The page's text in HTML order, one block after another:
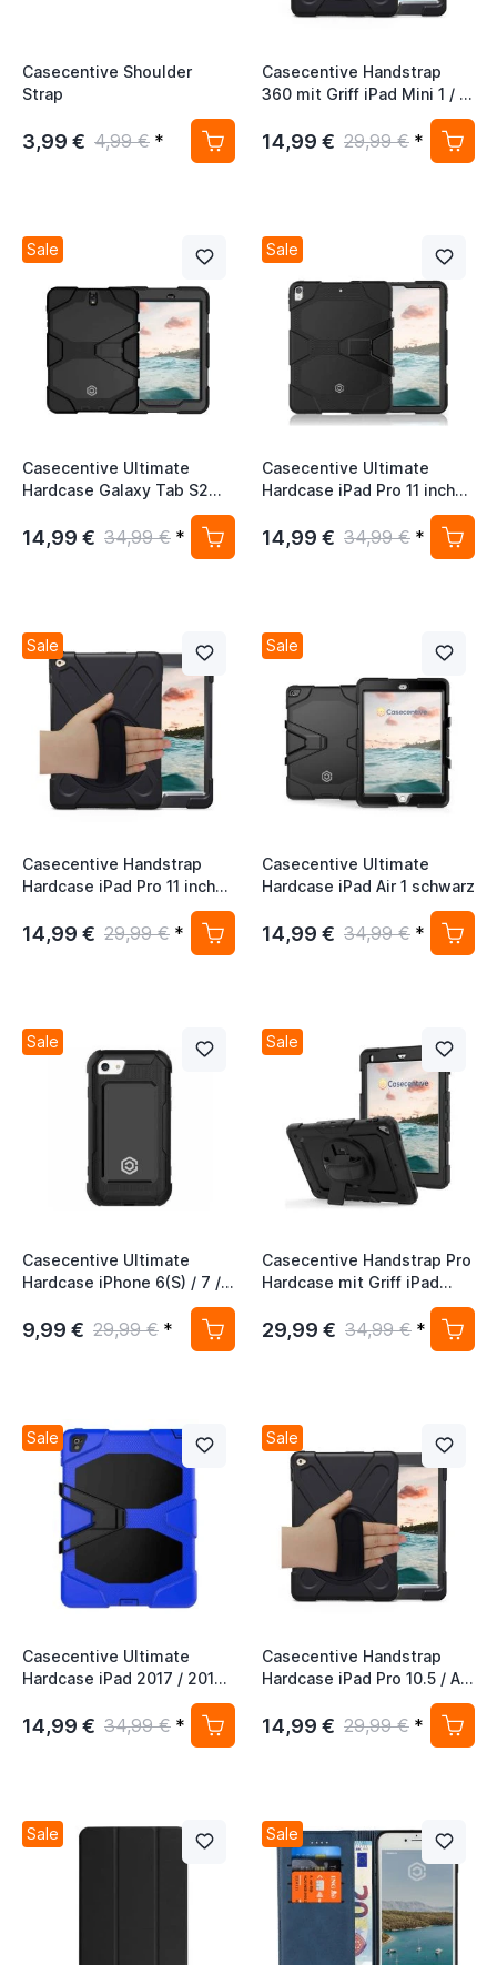
Casecentive Shoulder
Strap
3,99 € 4,99 € *
Casecentive Handstrap
360 mit Griff iPad Mini 1 / 2
14,99 € 29,99 € *
Sale
Casecentive Ultimate
Hardcase Galaxy Tab S2
14,99 € 34,99 € *
Sale
Casecentive Ultimate
Hardcase iPad Pro 11 inch
14,99 € 34,99 € *
Sale
Casecentive Handstrap
Hardcase iPad Pro 11 inch
schwarz mit Handschlaufe
14,99 € 29,99 € *
Sale
Casecentive Ultimate
Hardcase iPad Air 1 schwarz
14,99 € 34,99 € *
Sale
Casecentive Ultimate
Hardcase iPhone 6(S) / 7 / 8
9,99 € 29,99 € *
Sale
Casecentive Handstrap Pro
Hardcase mit Griff iPad
29,99 € 34,99 € *
Sale
Casecentive Ultimate
Hardcase iPad 2017 / 2018
14,99 € 34,99 € *
Sale
Casecentive Handstrap
Hardcase iPad Pro 10.5 / Air
10.5 (2019) schwarz mit
Handschlaufe
14,99 € 29,99 € *
Sale Sale